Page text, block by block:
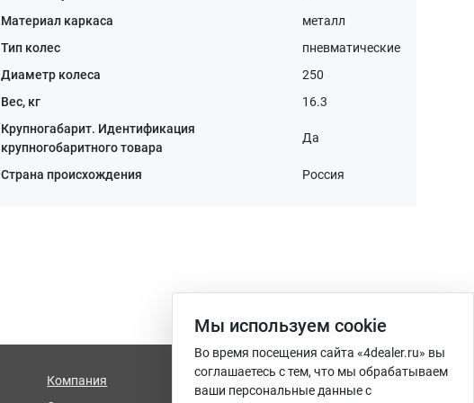
Материал каркаса
металл
Тип колес
пневматические
Диаметр колеса
250
Вес, кг
16.3
Крупногабарит. Идентификация
крупногобаритного товара
Да
Страна происхождения Россия
Компания
info@4dealer.ru
Мы используем сookie
Во время посещения сайта «4dealer.ru» вы
соглашаетесь с тем, что мы обрабатываем
ваши персональные данные с